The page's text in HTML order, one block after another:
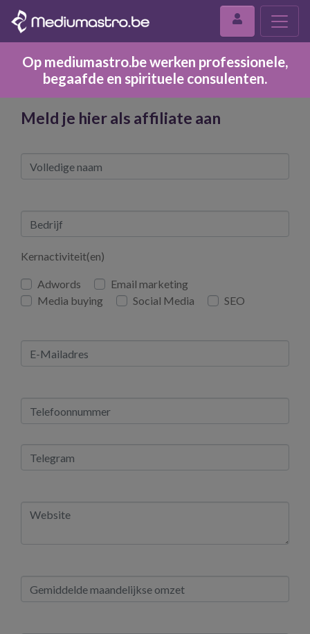
Op mediumastro.be werken professionele,
begaafde en spirituele consulenten.
Meld je hier als affiliate aan
Kernactiviteit(en)
Adwords
Email marketing
Media buying
Social Media SEO